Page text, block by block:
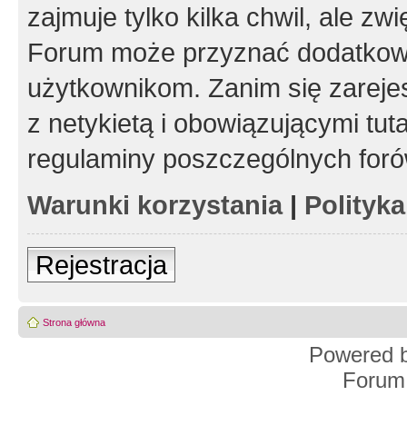
zajmuje tylko kilka chwil, ale
Forum może przyznać
użytkownikom. Zanim się
z netykietą i obowiązującymi
regulaminy poszczególnych
Warunki korzystania|
Rejestracja
Strona główna
Powered